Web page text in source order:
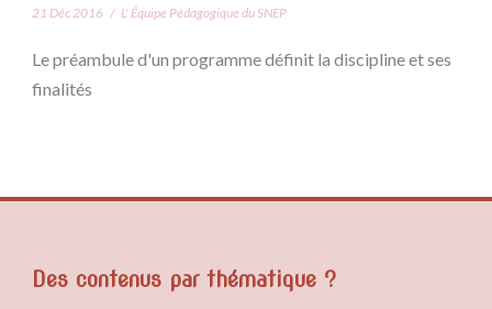
21 Déc 2016 / L' Équipe Pédagogique du SNEP
Le préambule d'un programme définit la discipline et ses
finalités
Des contenus par thématique ?